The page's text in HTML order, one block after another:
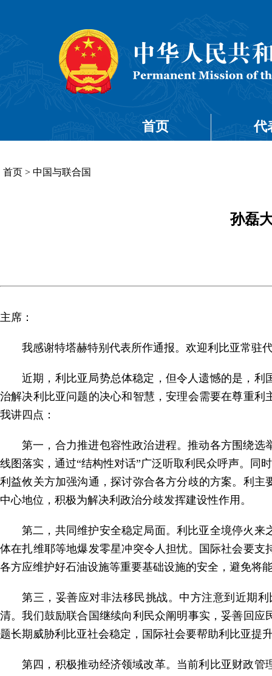
首页 代
首页 > 中国与联合国
孙磊
主席：
我感谢特塔赫特别代表所作通报。欢迎利比亚常驻
近期，利比亚局势总体稳定，但令人遗憾的是，
治解决利比亚问题的决心和智慧，安理会需要在尊重
我讲四点：
第一，合力推进包容性政治进程。推动各方围绕
线图落实，通过“结构性对话”广泛听取利民众呼声。同
利益攸关方加强沟通，探讨弥合各方分歧的方案。利
中心地位，积极为解决利政治分歧发挥建设性作用。
第二，共同维护安全稳定局面。利比亚全境停火
体在扎维耶等地爆发零星冲突令人担忧。国际社会要
各方应维护好石油设施等重要基础设施的安全，避免将
第三，妥善应对非法移民挑战。中方注意到近期
清。我们鼓励联合国继续向利民众阐明事实，妥善回
题长期威胁利比亚社会稳定，国际社会要帮助利比亚提
第四，积极推动经济领域改革。当前利比亚财政